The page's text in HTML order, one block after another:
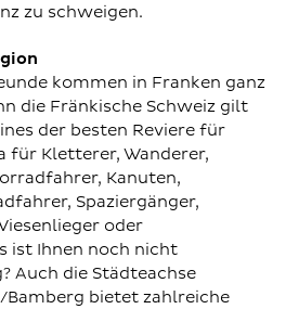
zu schweigen.
kommen in Franken ganz
die Fränkische Schweiz gilt
der besten Reviere für
für Kletterer, Wanderer,
Kanuten,
Spaziergänger,
oder
ist Ihnen noch nicht
Auch die Städteachse
bietet zahlreiche